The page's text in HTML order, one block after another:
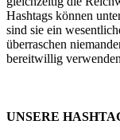
Hashtags können
sind sie ein
überraschen
bereitwillig
UNSERE